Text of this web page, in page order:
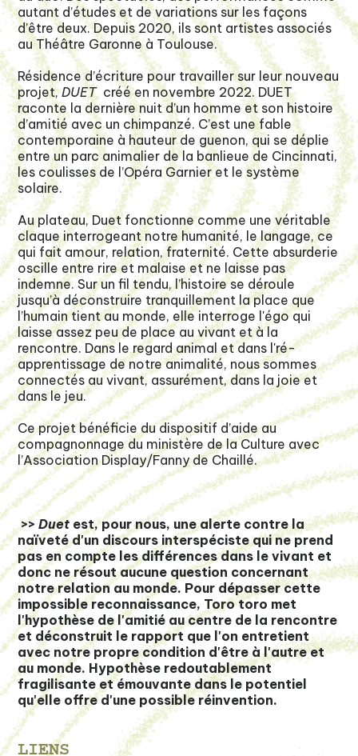
autant d’études et de variations sur les façons
d’être deux. Depuis 2020, ils sont artistes associés
au Théâtre Garonne à Toulouse.
Résidence d’écriture pour travailler sur leur nouveau
projet,DUETcréé en novembre 2022. DUET
raconte la dernière nuit d’un homme et son histoire
d’amitié avec un chimpanzé. C’est une fable
contemporaine à hauteur de guenon, qui se déplie
entre un parc animalier de la banlieue de Cincinnati,
les coulisses de l’Opéra Garnier et le système
solaire.
Au plateau, Duet fonctionne comme une véritable
claque interrogeant notre humanité, le langage, ce
qui fait amour, relation, fraternité. Cette absurderie
oscille entre rire et malaise et ne laisse pas
indemne. Sur un fil tendu, l’histoire se déroule
jusqu’à déconstruire tranquillement la place que
l’humain tient au monde, elle interroge l'égo qui
laisse assez peu de place au vivant et à la
rencontre. Dans le regard animal et dans l'ré-
apprentissage de notre animalité, nous sommes
connectés au vivant, assurément, dans la joie et
dans le jeu.
Ce projet bénéficie du dispositif d’aide au
compagnonnage du ministère de la Culture avec
l’Association Display/Fanny de Chaillé.
>>Duet est, pour nous, une alerte contre la
naïveté d'un discours interspéciste qui ne prend
pas en compte les différences dans le vivant et
donc ne résout aucune question concernant
notre relation au monde. Pour dépasser cette
impossible reconnaissance, Toro toro met
l'hypothèse de l'amitié au centre de la rencontre
et déconstruit le rapport que l'on entretient
avec notre propre condition d'être à l'autre et
au monde. Hypothèse redoutablement
fragilisante et émouvante dans le potentiel
qu'elle offre d'une possible réinvention.
LIENS